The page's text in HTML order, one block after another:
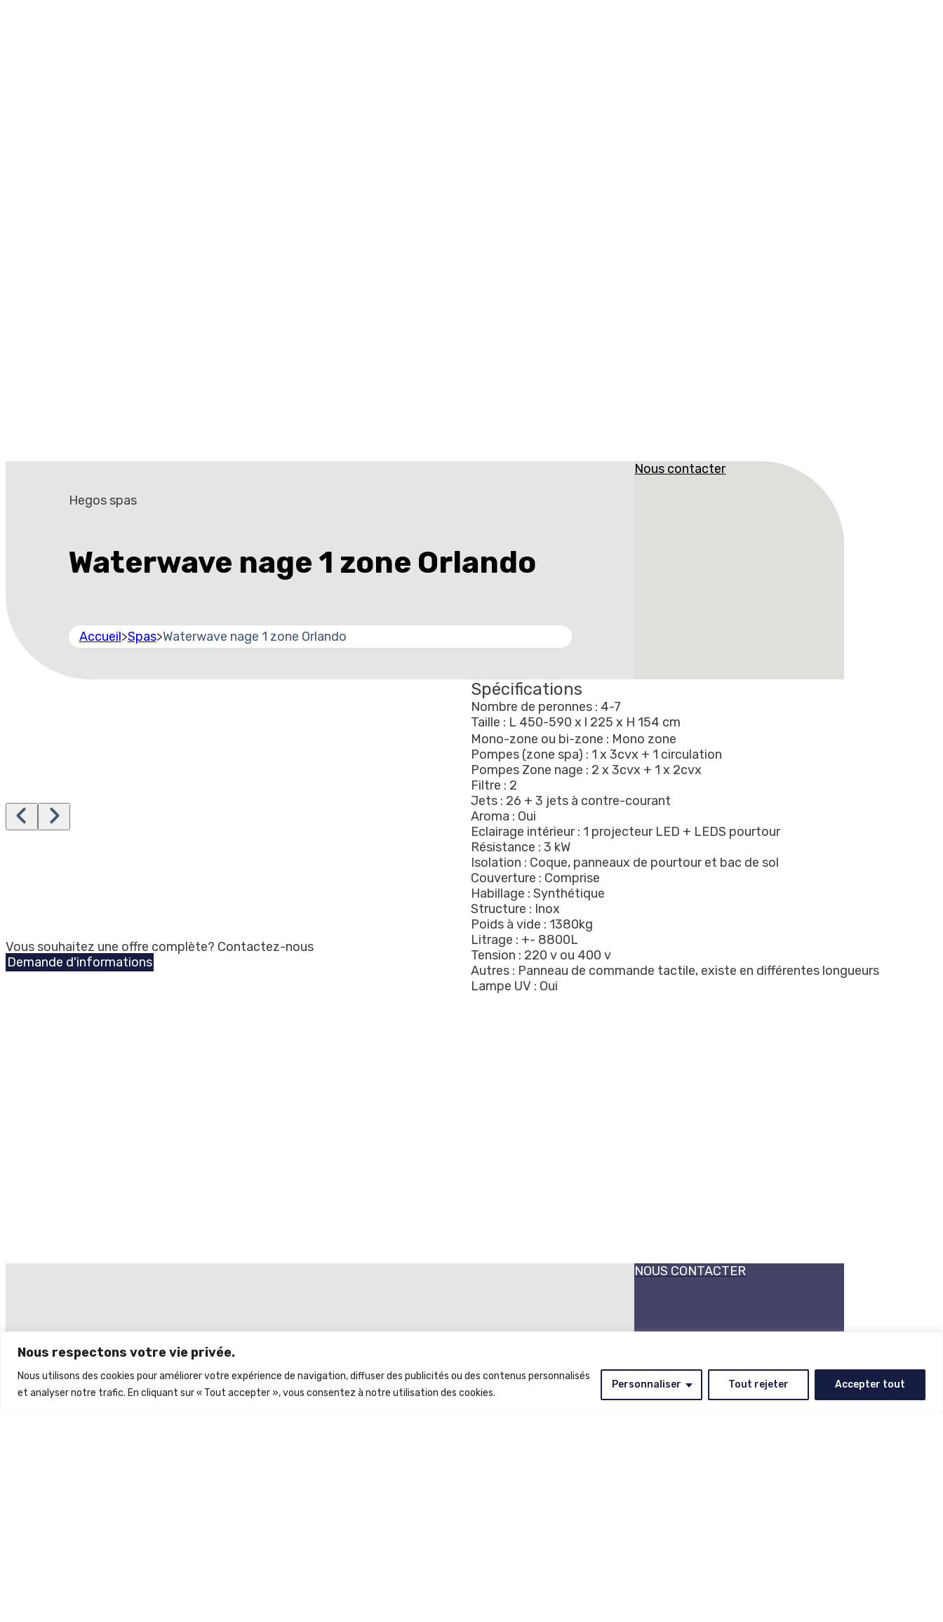
Nous respectons votre vie privée.
Nous utilisons des cookies pour améliorer votre expérience de navigation, diffuser des publicités ou des contenus personnalisés
et analyser notre trafic. En cliquant sur « Tout accepter », vous consentez à notre utilisation des cookies.
Personnaliser Tout rejeter Accepter tout
Hegos spas
Waterwave nage 1 zone Orlando
Accueil>Spas>Waterwave nage 1 zone Orlando
Nous contacter
Vous souhaitez une offre complète? Contactez-nous
Demande d'informations
Spécifications
Nombre de peronnes : 4-7
Taille : L 450-590 x l 225 x H 154 cm
Mono-zone ou bi-zone : Mono zone
Pompes (zone spa) : 1 x 3cvx + 1 circulation
Pompes Zone nage : 2 x 3cvx + 1 x 2cvx
Filtre : 2
Jets : 26 + 3 jets à contre-courant
Aroma : Oui
Eclairage intérieur : 1 projecteur LED + LEDS pourtour
Résistance : 3 kW
Isolation : Coque, panneaux de pourtour et bac de sol
Couverture : Comprise
Habillage : Synthétique
Structure : Inox
Poids à vide : 1380kg
Litrage : +- 8800L
Tension : 220 v ou 400 v
Autres : Panneau de commande tactile, existe en différentes longueurs
Lampe UV : Oui
NOUS CONTACTER